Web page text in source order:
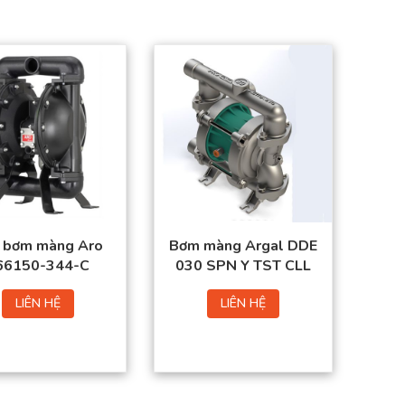
bơm màng Aro
344-C
LIÊN HỆ
Bơm màng Argal DDE
030 SPN Y TST CLL
LIÊN HỆ